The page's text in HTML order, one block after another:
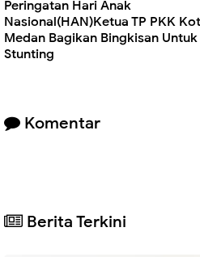
Peringatan Hari Anak
Nasional(HAN)Ketua TP PKK
Medan Bagikan Bingkisan
Stunting
Komentar
Berita Terkini